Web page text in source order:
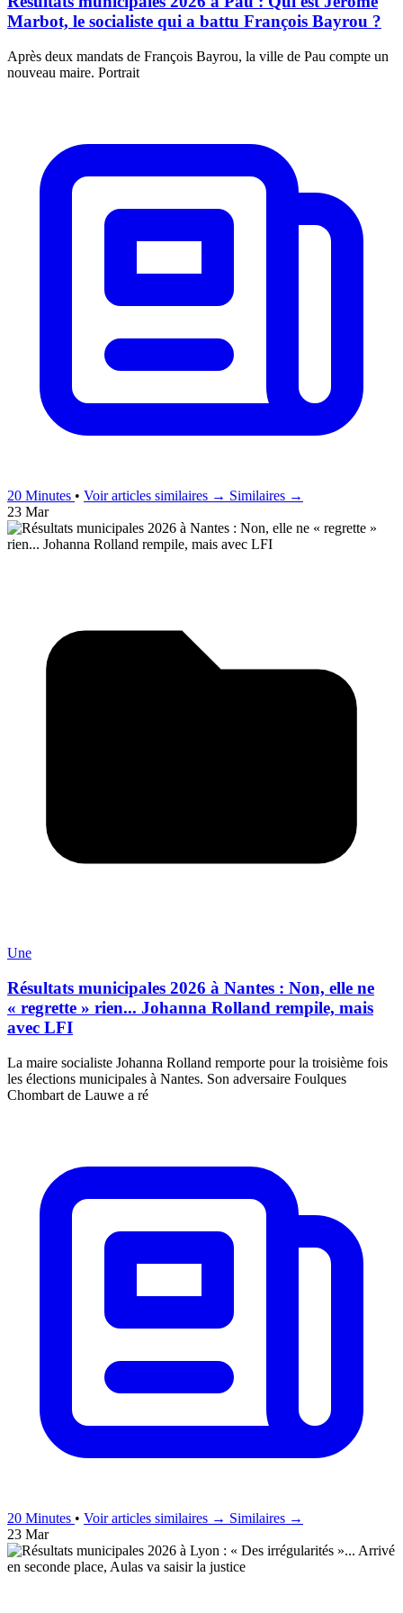
Marbot, le socialiste qui a battu François Bayrou ?
Après deux mandats de François Bayrou, la ville de Pau compte un
nouveau maire. Portrait
20 Minutes • Voir articles similaires → Similaires →
23 Mar
Une
Résultats municipales 2026 à Nantes : Non, elle ne
« regrette » rien... Johanna Rolland rempile, mais
avec LFI
La maire socialiste Johanna Rolland remporte pour la troisième fois
les élections municipales à Nantes. Son adversaire Foulques
Chombart de Lauwe a ré
20 Minutes • Voir articles similaires → Similaires →
23 Mar